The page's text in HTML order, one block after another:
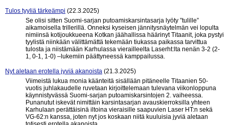
Tulos tyyliä tärkeämpi (22.3.2025)
Se olisi sitten Suomi-sarjan putoamiskarsintasarja lyöty ”tulille”
aikamoisella trillerillä. Onneksi kyseisen jännitysnäytelmän vei lopulta
nimiinsä kotijoukkueena Kotkan jäähallissa häärinyt Titaanit, joka pystyi
tyylistä niinkään välittämättä tekemään tiukassa paikassa tarvittua
tulosta ja niistämään Karhulassa vierailleelta Laserht:lta nenän 3-2 (2-
1, 0-1, 1-0) –lukemiin päättyneessä kamppailussa.
Nyt aletaan erotella jyviä akanoista (21.3.2025)
Viimeistä lukua monia käänteitä sisällään pitäneelle Titaanien 50-
vuotis juhlakaudelle ruvetaan kirjoittelemaan tulevana viikonloppuna
käynnistyvässä Suomi-sarjan putoamiskarsintojen 2. vaiheessa.
Punanutut iskevät nimittäin karsintasarjan avauskierroksilla yhteen
Karhulaan perättäisinä iltoina vieraisille saapuvien Laser HT:n sekä
VG-62:n kanssa, joten nyt jos koskaan niitä kuuluisia jyviä aletaan